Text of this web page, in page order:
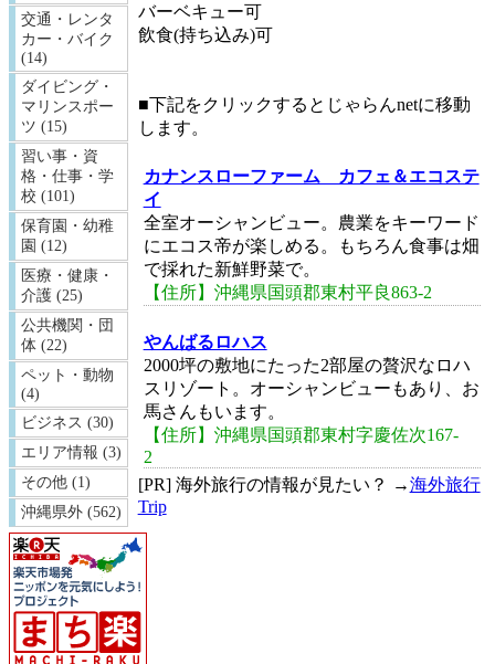
交通・レンタ
カー・バイク
(14)
ダイビング・
マリンスポー
ツ (15)
習い事・資
格・仕事・学
校 (101)
保育園・幼稚
園 (12)
医療・健康・
介護 (25)
公共機関・団
体 (22)
ペット・動物
(4)
ビジネス (30)
エリア情報 (3)
その他 (1)
沖縄県外 (562)
バーベキュー可
飲食(持ち込み)可
■下記をクリックするとじゃらんnetに移動
します。
カナンスローファーム カフェ＆エコステ
イ
全室オーシャンビュー。農業をキーワード
にエコス帝が楽しめる。もちろん食事は畑
で採れた新鮮野菜で。
【住所】沖縄県国頭郡東村平良863-2
やんばるロハス
2000坪の敷地にたった2部屋の贅沢なロハ
スリゾート。オーシャンビューもあり、お
馬さんもいます。
【住所】沖縄県国頭郡東村字慶佐次167-
2
[PR] 海外旅行の情報が見たい？ →海外旅行
Trip